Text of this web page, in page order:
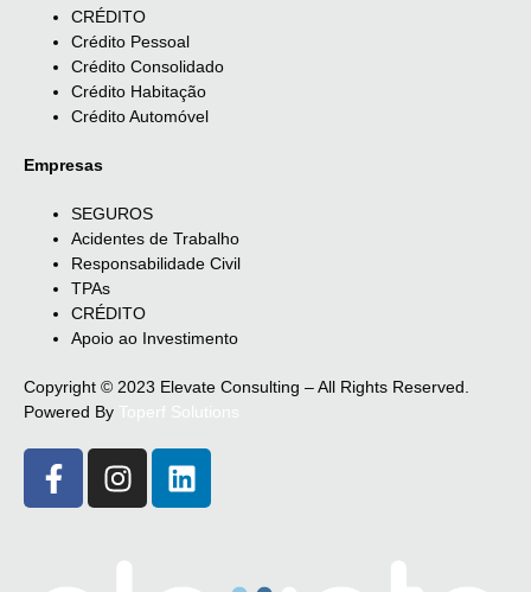
CRÉDITO
Crédito Pessoal
Crédito Consolidado
Crédito Habitação
Crédito Automóvel
Empresas
SEGUROS
Acidentes de Trabalho
Responsabilidade Civil
TPAs
CRÉDITO
Apoio ao Investimento
Copyright © 2023 Elevate Consulting – All Rights Reserved.
Powered By